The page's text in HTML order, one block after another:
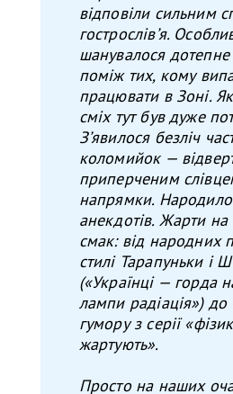
відповіли сильним
гострослівʼя.
шанувалося
поміж тих, кому
працювати в Зоні. Як
сміх тут був дуже
Зʼявилося безліч
коломийок —
приперченим
напрямки.
анекдотів. Жарти
смак: від народних
стилі Тарапуньки і
(«Українці — горда
лампи радіація»)
гумору з серії
жартують».
Просто на наших